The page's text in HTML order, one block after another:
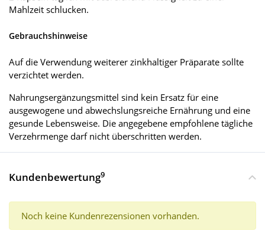
Mahlzeit schlucken.
Gebrauchshinweise
Auf die Verwendung weiterer zinkhaltiger Präparate sollte
verzichtet werden.
Nahrungsergänzungsmittel sind kein Ersatz für eine
ausgewogene und abwechslungsreiche Ernährung und eine
gesunde Lebensweise. Die angegebene empfohlene tägliche
Verzehrmenge darf nicht überschritten werden.
Kundenbewertung9
Noch keine Kundenrezensionen vorhanden.